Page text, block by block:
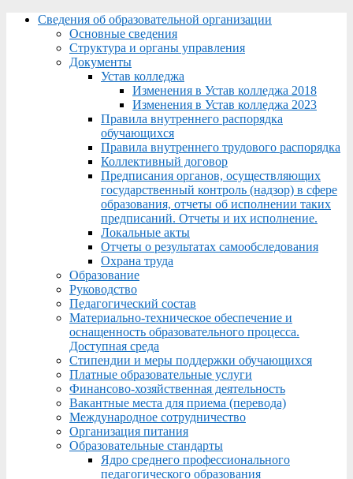
Menu
Сведения об образовательной организации
Основные сведения
Структура и органы управления
Документы
Устав колледжа
Изменения в Устав колледжа 2018
Изменения в Устав колледжа 2023
Правила внутреннего распорядка
обучающихся
Правила внутреннего трудового распорядка
Коллективный договор
Предписания органов, осуществляющих
государственный контроль (надзор) в сфере
образования, отчеты об исполнении таких
предписаний. Отчеты и их исполнение.
Локальные акты
Отчеты о результатах самообследования
Охрана труда
Образование
Руководство
Педагогический состав
Материально-техническое обеспечение и
оснащенность образовательного процесса.
Доступная среда
Стипендии и меры поддержки обучающихся
Платные образовательные услуги
Финансово-хозяйственная деятельность
Вакантные места для приема (перевода)
Международное сотрудничество
Организация питания
Образовательные стандарты
Ядро среднего профессионального
педагогического образования